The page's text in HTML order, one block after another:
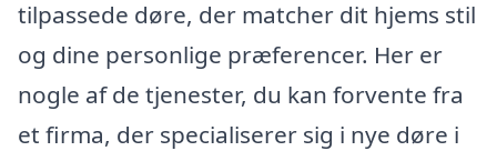
tilpassede døre, der matcher dit hjems stil
og dine personlige præferencer. Her er
nogle af de tjenester, du kan forvente fra
et firma, der specialiserer sig i nye døre i